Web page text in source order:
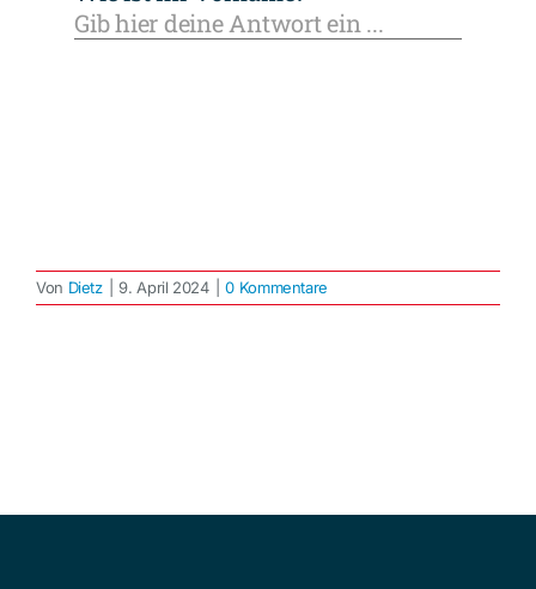
Von Dietz 9. April 2024 0 Kommentare